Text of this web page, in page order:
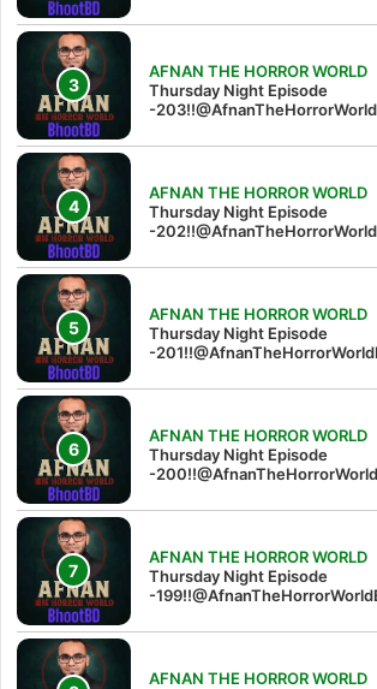
AFNAN THE HORROR WORLD
Thursday Night Episode
-
AFNAN THE HORROR WORLD
Thursday Night Episode
-
AFNAN THE HORROR WORLD
Thursday Night Episode
-
AFNAN THE HORROR WORLD
Thursday Night Episode
-
AFNAN THE HORROR WORLD
Thursday Night Episode
-
AFNAN THE HORROR WORLD